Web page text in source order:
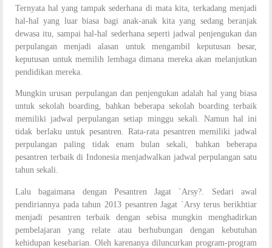
Ternyata hal yang tampak sederhana di mata kita, terkadang menjadi
hal-hal yang luar biasa bagi anak-anak kita yang sedang beranjak
dewasa itu, sampai hal-hal sederhana seperti jadwal penjengukan dan
perpulangan menjadi alasan untuk mengambil keputusan besar,
keputusan untuk memilih lembaga dimana mereka akan melanjutkan
pendidikan mereka.
Mungkin urusan perpulangan dan penjengukan adalah hal yang biasa
untuk sekolah boarding, bahkan beberapa sekolah boarding terbaik
memiliki jadwal perpulangan setiap minggu sekali. Namun hal ini
tidak berlaku untuk pesantren. Rata-rata pesantren memiliki jadwal
perpulangan paling tidak enam bulan sekali, bahkan beberapa
pesantren terbaik di Indonesia menjadwalkan jadwal perpulangan satu
tahun sekali.
Lalu bagaimana dengan Pesantren Jagat `Arsy?. Sedari awal
pendiriannya pada tahun 2013 pesantren Jagat `Arsy terus berikhtiar
menjadi pesantren terbaik dengan sebisa mungkin menghadirkan
pembelajaran yang relate atau berhubungan dengan kebutuhan
kehidupan keseharian. Oleh karenanya diluncurkan program-program